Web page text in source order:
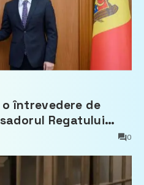
întrevedere de
Regatului
0